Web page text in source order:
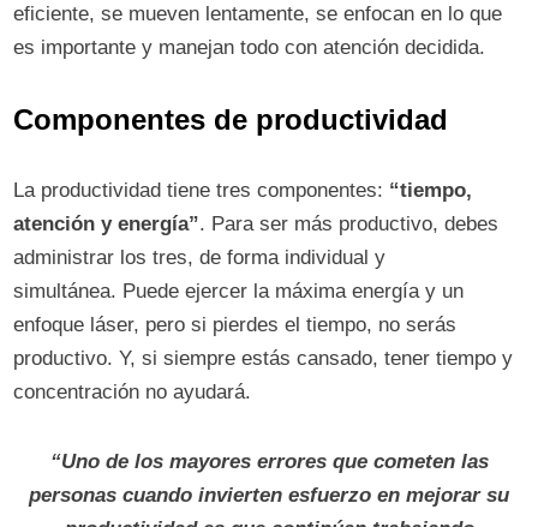
eficiente, se mueven lentamente, se enfocan en lo que
es importante y manejan todo con atención decidida.
Componentes de productividad
La productividad tiene tres componentes: “tiempo,
atención y energía”. Para ser más productivo, debes
administrar los tres, de forma individual y
simultánea. Puede ejercer la máxima energía y un
enfoque láser, pero si pierdes el tiempo, no serás
productivo. Y, si siempre estás cansado, tener tiempo y
concentración no ayudará.
“Uno de los mayores errores que cometen las
personas cuando invierten esfuerzo en mejorar su